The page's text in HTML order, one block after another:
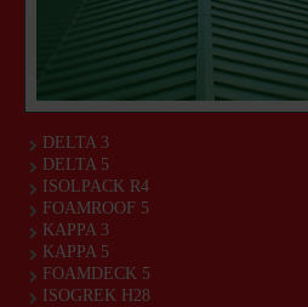
DELTA 3
DELTA 5
ISOLPACK R4
FOAMROOF 5
KAPPA 3
KAPPA 5
FOAMDECK 5
ISOGREK H28